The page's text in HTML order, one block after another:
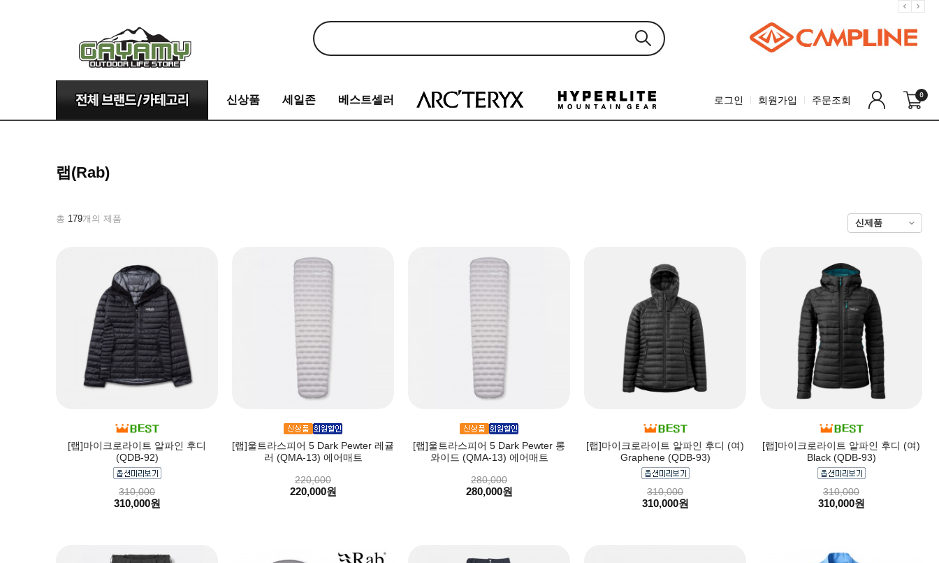
신상품 세일존 베스트셀러 로그인 회원가입 주문조회 0
랩(Rab)
총 179개의 제품
[랩]마이크로라이트 알파인 후디
(QDB-92)
310,000
310,000원
[랩]울트라스피어 5 Dark Pewter 레귤
러 (QMA-13) 에어매트
220,000
220,000원
[랩]울트라스피어 5 Dark Pewter 롱
와이드 (QMA-13) 에어매트
280,000
280,000원
[랩]마이크로라이트 알파인 후디 (여)
Graphene (QDB-93)
310,000
310,000원
[랩]마이크로라이트 알파인 후디 (여)
Black (QDB-93)
310,000
310,000원